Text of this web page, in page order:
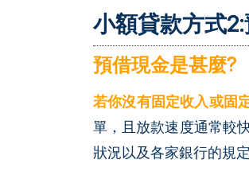
小額貸款方式
預借現金是甚麼?
若你沒有固定收入或固
單，且放款速度通常較
狀況以及各家銀行的規